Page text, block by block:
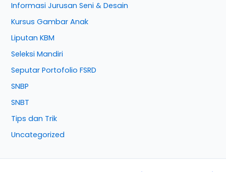
Informasi Jurusan Seni & Desain
Kursus Gambar Anak
Liputan KBM
Seleksi Mandiri
Seputar Portofolio FSRD
SNBP
SNBT
Tips dan Trik
Uncategorized